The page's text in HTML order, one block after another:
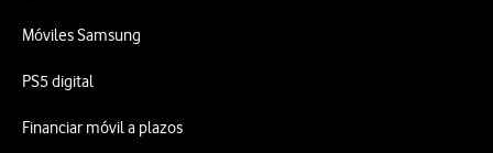
Móviles Samsung
PS5 digital
Financiar móvil a plazos